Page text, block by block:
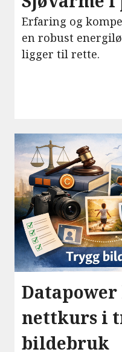
Erfaring og
en robust
ligger til rette.
nettkurs i
bildebruk